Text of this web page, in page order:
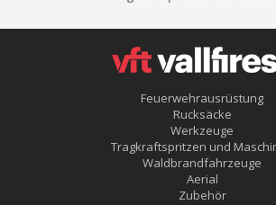
Feuerwehrausrüstung
Rucksäcke
Werkzeuge
Tragkraftspritzen und
Waldbrandfahrzeuge
Aerial
Zubehör